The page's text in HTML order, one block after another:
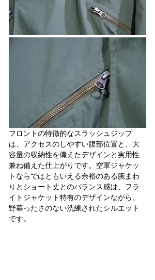
フロントの特徴的なスラッシュジップ
は、アクセスのしやすい腹部位置と、大
容量の収納性を備えたデザインと実用性
兼ね備えた仕上がりです。空軍ジャケッ
トならではともいえる余裕のある腕まわ
りとショート丈とのバランス感は、フラ
イトジャケット特有のデザインながら、
野暮ったさのない洗練されたシルエット
です。